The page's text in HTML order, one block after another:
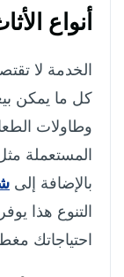
أنواع
الخدمة لا
كل ما يمكن
وطاولات
المستعملة
بالإضافة إلى
التنوع هذا
احتياجاتك